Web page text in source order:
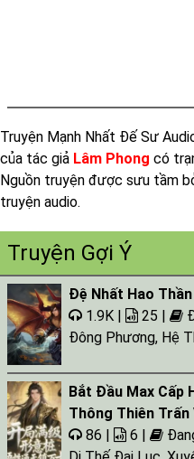
Tap 021
Tap 022
Tap 023
Tap 024
Tap 025
Tap 026
Tap 027
Truyện Mạnh Nhất Đế Sư
của tác giả Lâm Phong có
Nguồn truyện được sưu tầm
truyện audio.
Truyện Gợi Ý
Đệ Nhất Hao
1.9K |
25 |
Đông Phương, Hệ
Bắt Đầu Max Cấp
Thông Thiên Trấn
86 |
6 |